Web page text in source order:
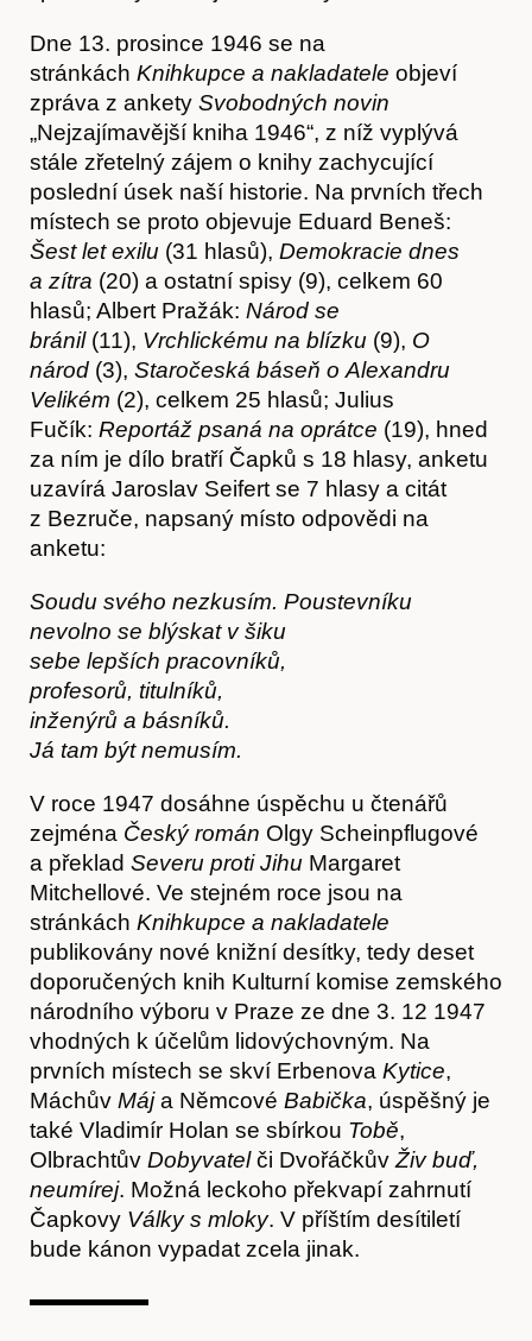
Předplatné
Dne 13. prosince 1946 se na
stránkách Knihkupce a nakladatele objeví
zpráva z ankety Svobodných novin
„Nejzajímavější kniha 1946“, z níž vyplývá
stále zřetelný zájem o knihy zachycující
poslední úsek naší historie. Na prvních třech
místech se proto objevuje Eduard Beneš:
Šest let exilu (31 hlasů), Demokracie dnes
a zítra (20) a ostatní spisy (9), celkem 60
hlasů; Albert Pražák: Národ se
bránil(11), Vrchlickému na blízku (9), O
národ (3), Staročeská báseň o Alexandru
Velikém (2), celkem 25 hlasů; Julius
Fučík: Reportáž psaná na oprátce (19), hned
za ním je dílo bratří Čapků s 18 hlasy, anketu
uzavírá Jaroslav Seifert se 7 hlasy a citát
z Bezruče, napsaný místo odpovědi na
anketu:
Soudu svého nezkusím. Poustevníku
nevolno se blýskat v šiku
sebe lepších pracovníků,
profesorů, titulníků,
inženýrů a básníků.
Já tam být nemusím.
V roce 1947 dosáhne úspěchu u čtenářů
zejména Český román Olgy Scheinpflugové
a překlad Severu proti Jihu Margaret
Mitchellové. Ve stejném roce jsou na
stránkách Knihkupce a nakladatele
publikovány nové knižní desítky, tedy deset
doporučených knih Kulturní komise zemského
národního výboru v Praze ze dne 3. 12 1947
vhodných k účelům lidovýchovným. Na
prvních místech se skví Erbenova Kytice,
Máchův Mája Němcové Babička, úspěšný je
také Vladimír Holan se sbírkou Tobě,
Olbrachtův Dobyvatelči Dvořáčkův Živ buď,
neumírej. Možná leckoho překvapí zahrnutí
Čapkovy Války s mloky. V příštím desítiletí
bude kánon vypadat zcela jinak.